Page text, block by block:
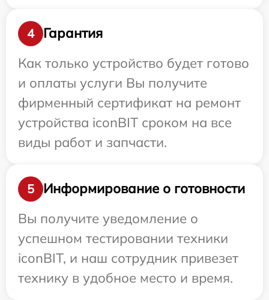
4
Гарантия
Как только устройство будет готово
и оплаты услуги Вы получите
фирменный сертификат на ремонт
устройства iconBIT сроком на все
виды работ и запчасти.
5
Информирование о готовности
Вы получите уведомление о
успешном тестировании техники
iconBIT, и наш сотрудник привезет
технику в удобное место и время.